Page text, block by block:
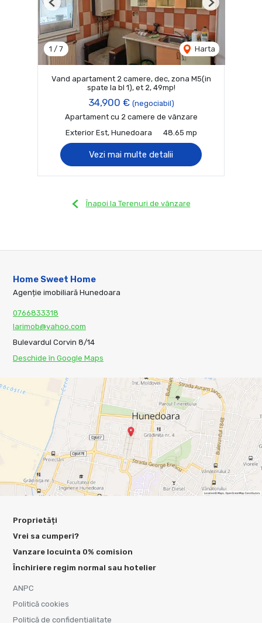
1 / 7 Harta
Previous Next
Vand apartament 2 camere, dec, zona M5(in
spate la bl 1), et 2, 49mp!
34,900 € (negociabil)
Apartament cu 2 camere de vânzare
Exterior Est, Hunedoara
48.65 mp
Vezi mai multe detalii
Înapoi la Terenuri de vânzare
Home Sweet Home
Agenție imobiliară Hunedoara
0766833318
larimob@yahoo.com
Bulevardul Corvin 8/14
Deschide în Google Maps
Proprietăți
Vrei sa cumperi?
Vanzare locuinta 0% comision
Închiriere regim normal sau hotelier
ANPC
Politică cookies
Politică de confidențialitate